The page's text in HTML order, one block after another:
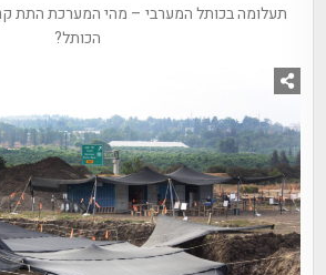
תעלומה בכותל המערבי – מהי המערכת התת
הכותל?